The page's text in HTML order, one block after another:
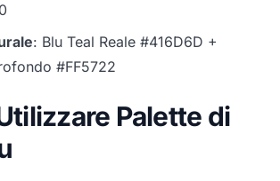
: Blu Teal Reale #416D6D +
#FF5722
Palette di